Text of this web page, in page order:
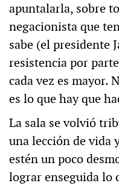
apuntalarla, sobre
negacionista que
sabe (el presidente
resistencia por
cada vez es mayor.
es lo que hay que
La sala se volvió
una lección de vida
estén un poco
lograr enseguida lo